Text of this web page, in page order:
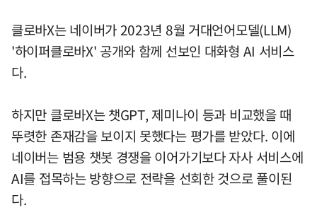
클로바X는 네이버가 2023년 8월 거대언어모델(LLM)
'하이퍼클로바X' 공개와 함께 선보인 대화형 AI 서비스
다.
하지만 클로바X는 챗GPT, 제미나이 등과 비교했을 때
뚜렷한 존재감을 보이지 못했다는 평가를 받았다. 이에
네이버는 범용 챗봇 경쟁을 이어가기보다 자사 서비스에
AI를 접목하는 방향으로 전략을 선회한 것으로 풀이된
다.